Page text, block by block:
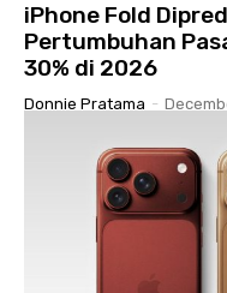
iPhone Fold
Pertumbuhan
30% di 2026
Donnie Pratama -